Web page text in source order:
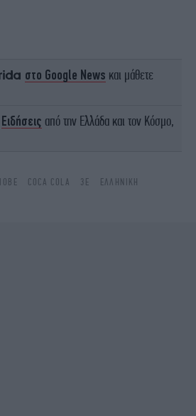
στο Google News και μάθετε
Ειδήσεις από την Ελλάδα και τον Κόσμο,
ΙΟΒΕ COCA COLA 3Ε
ΕΛΛΗΝΙΚΉ